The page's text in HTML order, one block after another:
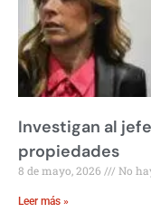
Investigan al
propiedades
8 de mayo, 2026 No
Leer más »